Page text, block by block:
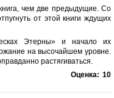
чем две предыдущие. Со
от этой книги ждущих
Этерны» и начало их
на высочайшем уровне.
растягиваться.
Оценка: 10